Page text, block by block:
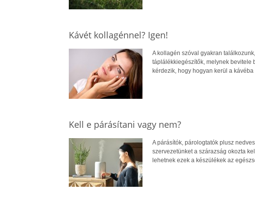
Kávét kollagénnel? Igen!
A kollagén szóval gyakran
táplálékkiegészítők, melynek bevitele
kérdezik, hogy hogyan kerül a
Kell e párásítani vagy nem?
A párásítók, párologtatók plusz
szervezetünket a szárazság okozta
lehetnek ezek a készülékek az